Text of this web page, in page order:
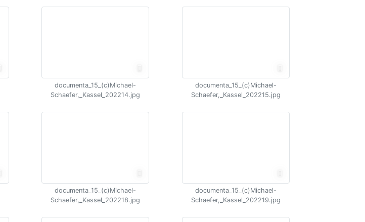
documenta_15_(c)Michael-
Schaefer,_Kassel_202214.jpg
documenta_15_(c)Michael-
Schaefer,_Kassel_202215.jpg
documenta_15_(c)Michael-
Schaefer,_Kassel_202218.jpg
documenta_15_(c)Michael-
Schaefer,_Kassel_202219.jpg